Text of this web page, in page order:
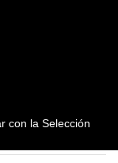
con la Selección